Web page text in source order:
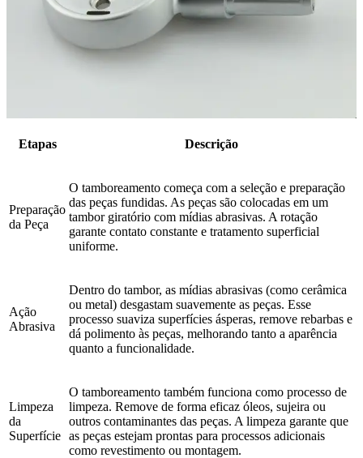
Etapas Descrição
Preparação
da Peça
O tamboreamento começa com a seleção e preparação
das peças fundidas. As peças são colocadas em um
tambor giratório com mídias abrasivas. A rotação
garante contato constante e tratamento superficial
uniforme.
Ação
Abrasiva
Dentro do tambor, as mídias abrasivas (como cerâmica
ou metal) desgastam suavemente as peças. Esse
processo suaviza superfícies ásperas, remove rebarbas e
dá polimento às peças, melhorando tanto a aparência
quanto a funcionalidade.
Limpeza
da
Superfície
O tamboreamento também funciona como processo de
limpeza. Remove de forma eficaz óleos, sujeira ou
outros contaminantes das peças. A limpeza garante que
as peças estejam prontas para processos adicionais
como revestimento ou montagem.